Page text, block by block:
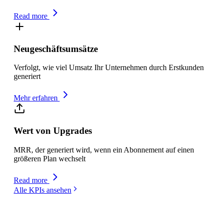
Read more
Neugeschäftsumsätze
Verfolgt, wie viel Umsatz Ihr Unternehmen durch Erstkunden
generiert
Mehr erfahren
Wert von Upgrades
MRR, der generiert wird, wenn ein Abonnement auf einen
größeren Plan wechselt
Read more
Alle KPIs ansehen